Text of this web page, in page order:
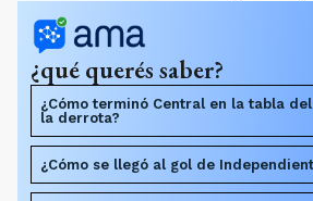
¿qué querés saber?
¿Cómo terminó Central en la tabla
la derrota?
¿Cómo se llegó al gol de